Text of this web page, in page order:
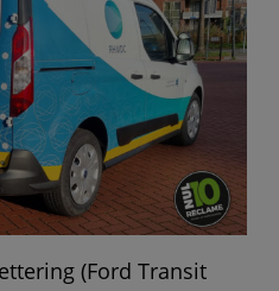
(Ford Transit